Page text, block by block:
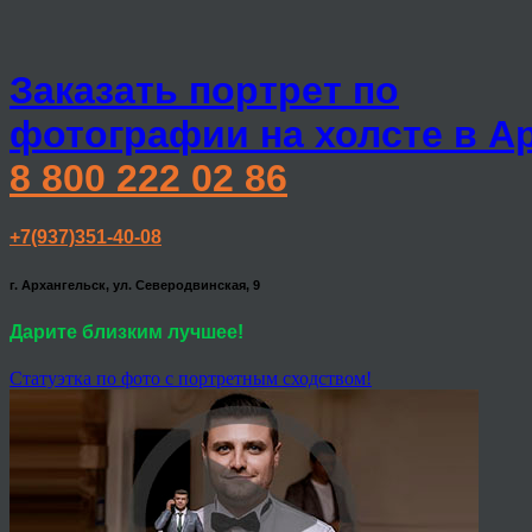
Заказать портрет по
фотографии на холсте в
8 800 222 02 86
+7(937)351-40-08
г. Архангельск, ул. Северодвинская, 9
Дарите близким лучшее!
Статуэтка по фото с портретным сходством!